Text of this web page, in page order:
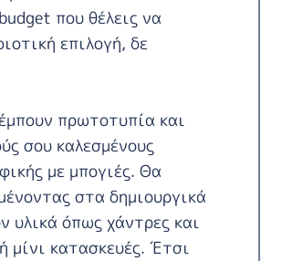
που θέλεις να
επιλογή, δε
πρωτοτυπία και
σου καλεσμένους
με μπογιές. Θα
στα δημιουργικά
υλικά όπως χάντρες και
μίνι κατασκευές. Έτσι